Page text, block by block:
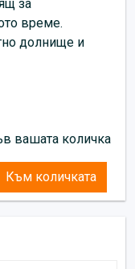
за
време.
долнище и
вашата количка
Към количката